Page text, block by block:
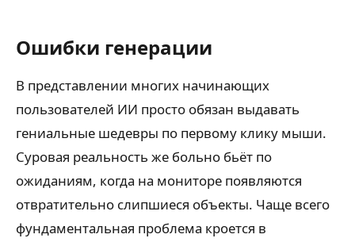
Ошибки генерации
В представлении многих начинающих
пользователей ИИ просто обязан выдавать
гениальные шедевры по первому клику мыши.
Суровая реальность же больно бьёт по
ожиданиям, когда на мониторе появляются
отвратительно слипшиеся объекты. Чаще всего
фундаментальная проблема кроется в